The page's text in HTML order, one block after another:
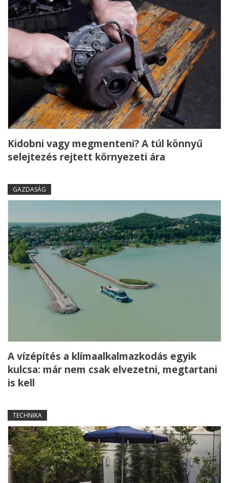
Kidobni vagy megmenteni? A túl könnyű
selejtezés rejtett környezeti ára
GAZDASÁG
A vízépítés a klímaalkalmazkodás egyik
kulcsa: már nem csak elvezetni, megtartani
is kell
TECHNIKA